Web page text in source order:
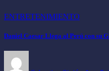
ENTRETENIMIENTO
Daniel Caesar Llega al Perú con su